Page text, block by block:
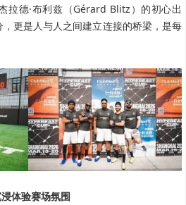
拉德·布利兹（Gérard Blitz）的初心出
更是人与人之间建立连接的桥梁，是每
体验赛场氛围